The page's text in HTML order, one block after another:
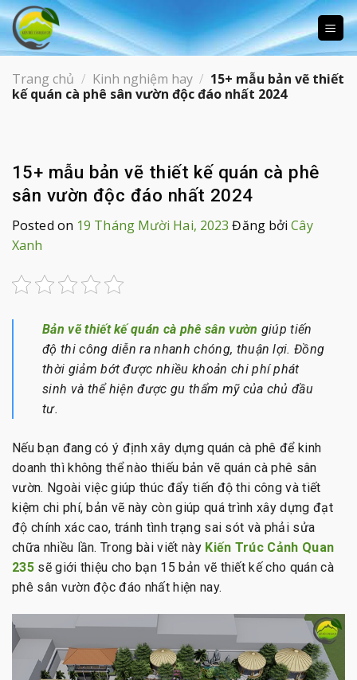
Skip
to
content
Trang chủ / Kinh nghiệm hay / 15+ mẫu bản vẽ thiết
kế quán cà phê sân vườn độc đáo nhất 2024
15+ mẫu bản vẽ thiết kế quán cà phê
sân vườn độc đáo nhất 2024
Posted on 19 Tháng Mười Hai, 2023 Đăng bởiCây
Xanh
Bản vẽ thiết kế quán cà phê sân vườn giúp tiến
độ thi công diễn ra nhanh chóng, thuận lợi. Đồng
thời giảm bớt được nhiều khoản chi phí phát
sinh và thể hiện được gu thẩm mỹ của chủ đầu
tư.
Nếu bạn đang có ý định xây dựng quán cà phê để kinh
doanh thì không thể nào thiếu bản vẽ quán cà phê sân
vườn. Ngoài việc giúp thúc đẩy tiến độ thi công và tiết
kiệm chi phí, bản vẽ này còn giúp quá trình xây dựng đạt
độ chính xác cao, tránh tình trạng sai sót và phải sửa
chữa nhiều lần. Trong bài viết này Kiến Trúc Cảnh Quan
235sẽ giới thiệu cho bạn 15 bản vẽ thiết kế cho quán cà
phê sân vườn độc đáo nhất hiện nay.